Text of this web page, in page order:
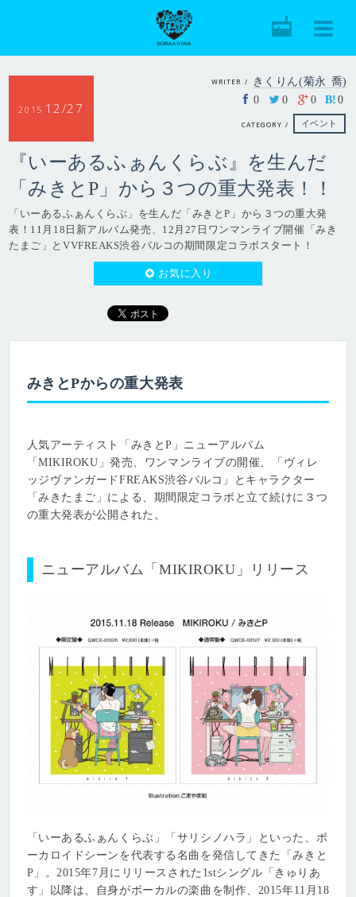
WRITER /
きくりん(菊永 喬)
0
0 0 B! 0
CATEGORY / イベント
2015 12/27
『いーあるふぁんくらぶ』を生んだ
「みきとP」から３つの重大発表！！
「いーあるふぁんくらぶ」を生んだ「みきとP」から３つの重大発
表！11月18日新アルバム発売、12月27日ワンマンライブ開催「みき
たまご」とVVFREAKS渋谷パルコの期間限定コラボスタート！
お気に入り
みきとPからの重大発表
人気アーティスト「みきとP」ニューアルバム
「MIKIROKU」発売、ワンマンライブの開催、「ヴィレ
ッジヴァンガードFREAKS渋谷パルコ」とキャラクター
「みきたまご」による、期間限定コラボと立て続けに３つ
の重大発表が公開された。
ニューアルバム「MIKIROKU」リリース
「いーあるふぁんくらぶ」「サリシノハラ」といった、ボ
ーカロイドシーンを代表する名曲を発信してきた「みきと
P」。2015年7月にリリースされた1stシングル「きゅりあ
す」以降は、自身がボーカルの楽曲を制作、2015年11月18